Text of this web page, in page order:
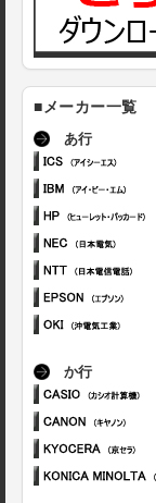
■メーカー一覧
あ行
か行